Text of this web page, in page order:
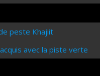
peste Khajiit
avec la piste verte